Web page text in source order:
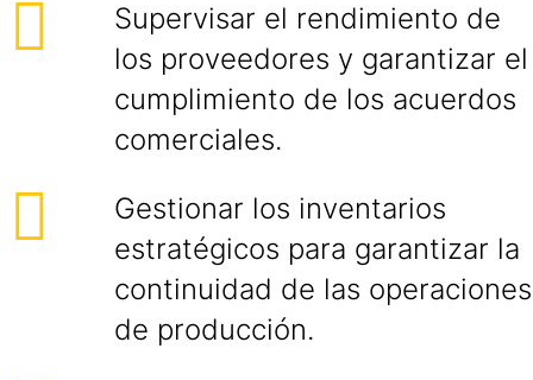
Supervisar el rendimiento de
los proveedores y garantizar el
cumplimiento de los acuerdos
comerciales.
Gestionar los inventarios
estratégicos para garantizar la
continuidad de las operaciones
de producción.